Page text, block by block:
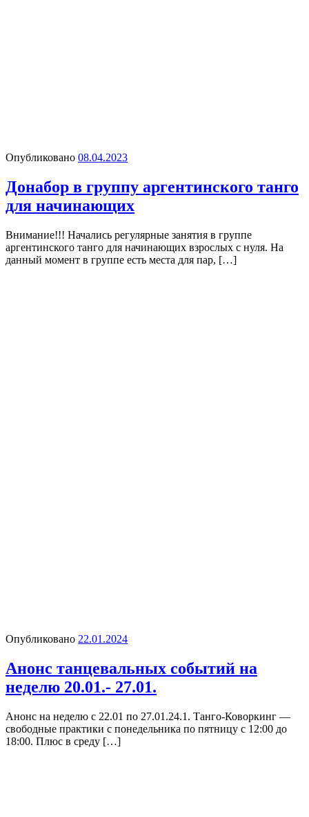
Опубликовано 08.04.2023
Донабор в группу аргентинского танго
для начинающих
Внимание!!! Начались регулярные занятия в группе
аргентинского танго для начинающих взрослых с нуля. На
данный момент в группе есть места для пар, […]
Опубликовано 22.01.2024
Анонс танцевальных событий на
неделю 20.01.- 27.01.
Анонс на неделю с 22.01 по 27.01.24.1. Танго-Коворкинг —
свободные практики с понедельника по пятницу с 12:00 до
18:00. Плюс в среду […]